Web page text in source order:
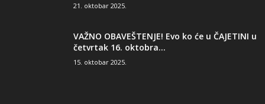
21. oktobar 2025.
VAŽNO OBAVEŠTENJE! Evo ko će u ČAJETINI u
četvrtak 16. oktobra...
15. oktobar 2025.